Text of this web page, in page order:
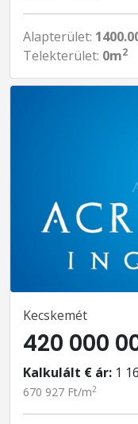
Alapterület:
Telekterület: 0m2
Kecskemét
420 000
Kalkulált € ár: 1
670 927 Ft/m2